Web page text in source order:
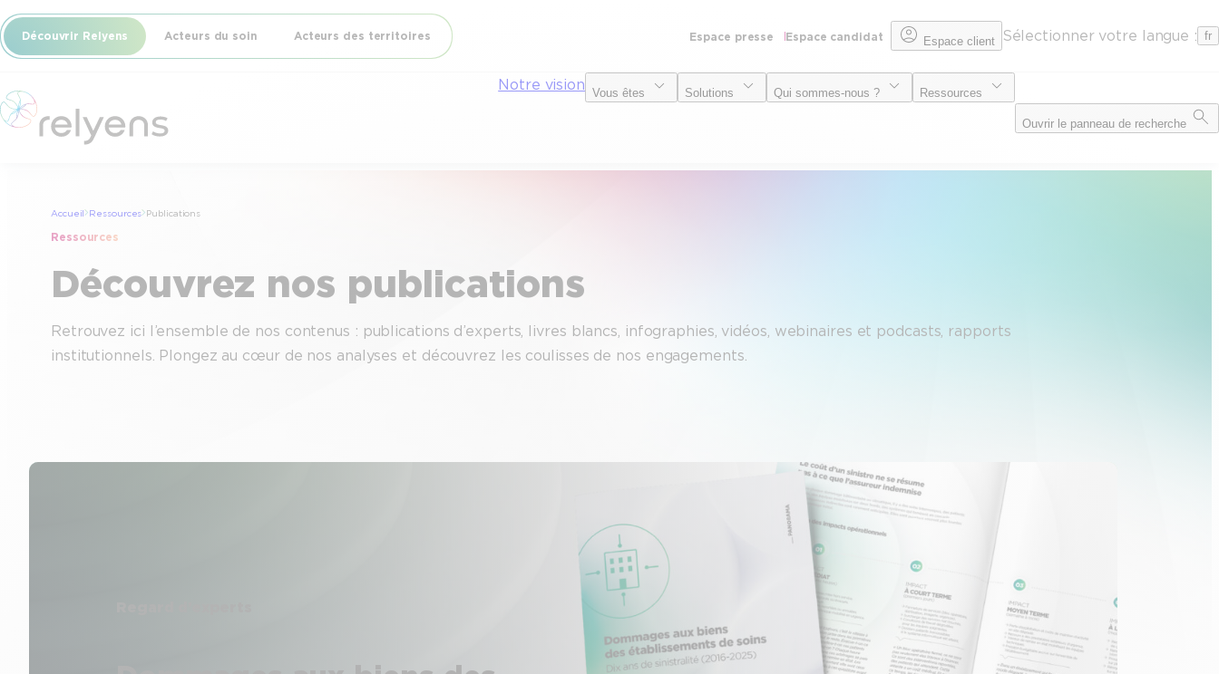
Aller
au
Découvrir Relyens Acteurs du soin Acteurs des territoires Espace presse Espace candidat Espace client Sélectionner votre langue : fr
Notre vision Vous êtes Solutions Qui sommes-nous ? Ressources
Ouvrir le panneau de recherche
Accueil Ressources Publications
Ressources
Découvrez nos publications
Retrouvez ici l’ensemble de nos contenus : publications d’experts, livres blancs, infographies, vidéos, webinaires et podcasts, rapports
institutionnels. Plongez au cœur de nos analyses et découvrez les coulisses de nos engagements.